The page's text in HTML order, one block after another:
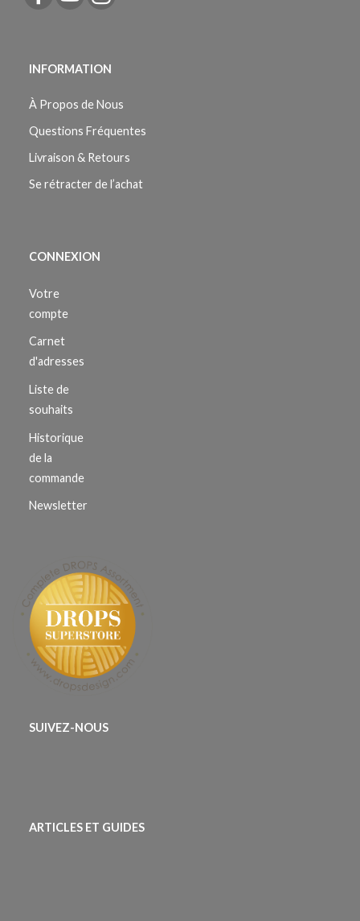
INFORMATION
À Propos de Nous
Questions Fréquentes
Livraison & Retours
Se rétracter de l’achat
CONNEXION
Votre
compte
Carnet
d'adresses
Liste de
souhaits
Historique
de la
commande
Newsletter
SUIVEZ-NOUS
ARTICLES ET GUIDES